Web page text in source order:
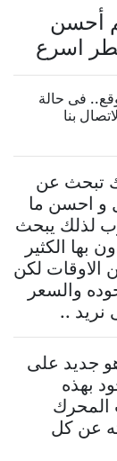
أحسن
اسرع
فى حالة
بنا
تبحث عن
احسن ما
لذلك يبحث
الكثير
لكن
والسعر
..
على
بهذه
عن كل